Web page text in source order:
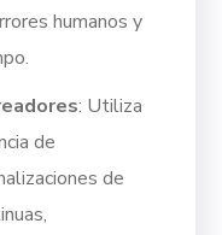
humanos y
: Utiliza
de
de